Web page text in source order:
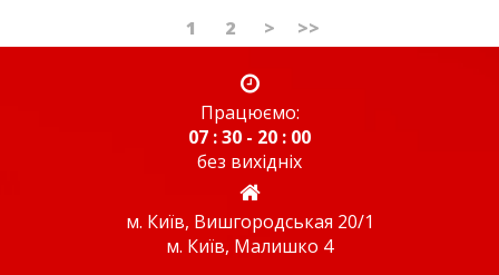
1 2 > >>
Працюємо:
07 : 30 - 20 : 00
без вихідніх
м. Київ, Вишгородськая 20/1
м. Київ, Малишко 4